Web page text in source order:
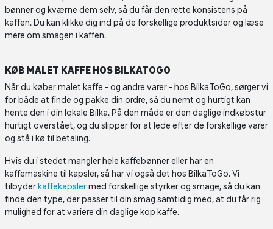
bønner og kværne dem selv, så du får den rette konsistens på
kaffen. Du kan klikke dig ind på de forskellige produktsider og læse
mere om smagen i kaffen.
KØB MALET KAFFE HOS BILKATOGO
Når du køber malet kaffe - og andre varer - hos BilkaToGo, sørger vi
for både at finde og pakke din ordre, så du nemt og hurtigt kan
hente den i din lokale Bilka. På den måde er den daglige indkøbstur
hurtigt overstået, og du slipper for at lede efter de forskellige varer
og stå i kø til betaling.
Hvis du i stedet mangler hele kaffebønner eller har en
kaffemaskine til kapsler, så har vi også det hos BilkaToGo. Vi
tilbyder kaffekapslermed forskellige styrker og smage, så du kan
finde den type, der passer til din smag samtidig med, at du får rig
mulighed for at variere din daglige kop kaffe.